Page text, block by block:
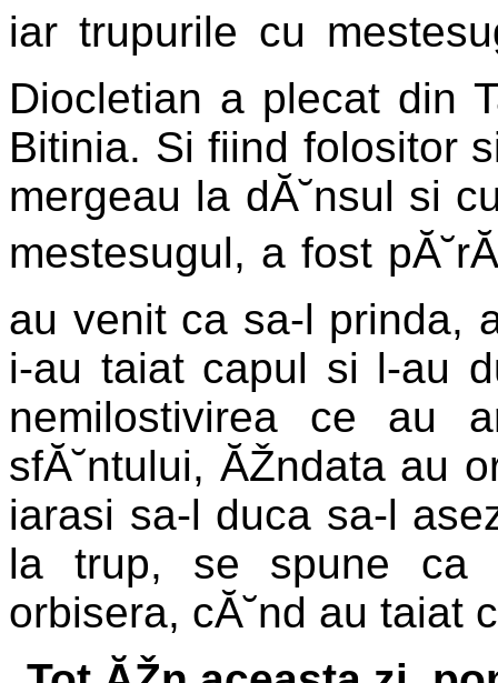
iar trupurile cu
Diocletian a plecat din
Bitinia. Si fiind folositor
mergeau la dĂ˘nsul si
mestesugul, a fost
au venit ca sa-l prinda,
i-au taiat capul si l-au
nemilostivirea ce au
sfĂ˘ntului, ĂŽndata au
iarasi sa-l duca sa-l
la trup, se spune ca
orbisera, cĂ˘nd au taiat